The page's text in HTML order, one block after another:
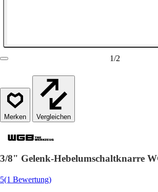
1/2
Vergleichen
3/8" Gelenk-Hebelumschaltknarre
5(1 Bewertung)